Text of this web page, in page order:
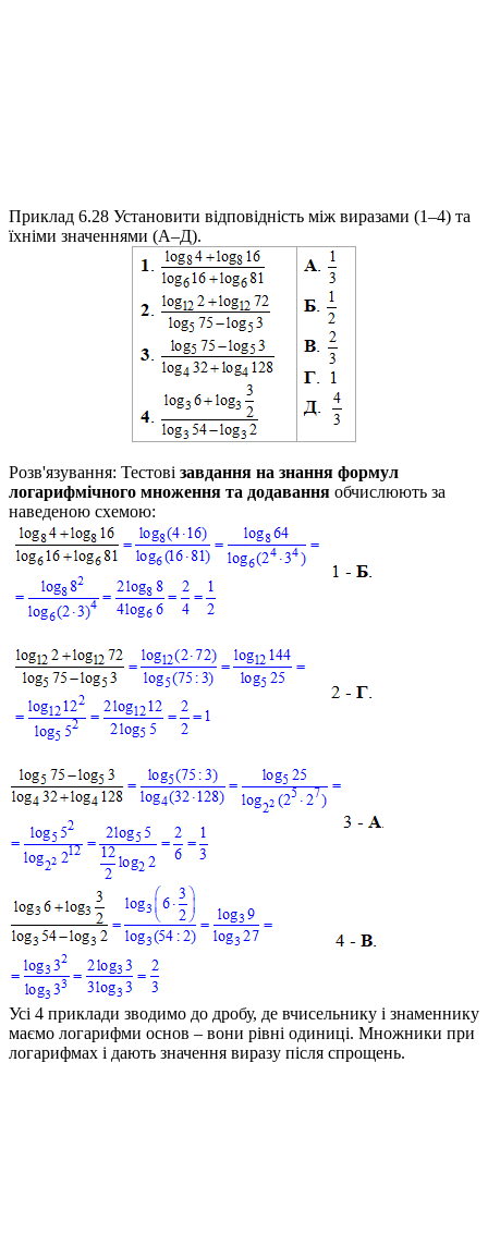
Приклад 6.28 Установити відповідність між виразами (1–4) та
їхніми значеннями (А–Д).
Розв'язування: Тестові завдання на знання формул
логарифмічного множення та додавання обчислюють за
наведеною схемою:
Усі 4 приклади зводимо до дробу, де вчисельнику і знаменнику
маємо логарифми основ – вони рівні одиниці. Множники при
логарифмах і дають значення виразу після спрощень.